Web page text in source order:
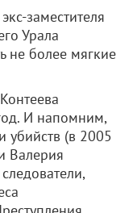
заместителя
Урала
не более мягкие
И напомним,
убийств (в 2005
Валерия